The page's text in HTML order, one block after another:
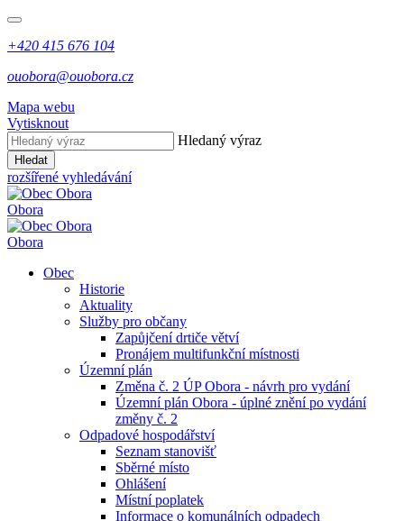
+420 415 676 104
ouobora@ouobora.cz
Mapa webu
Vytisknout
Hledaný výraz
Hledat
rozšířené vyhledávání
Obora
Obora
Obec
Historie
Aktuality
Služby pro občany
Zapůjčení drtiče větví
Pronájem multifunkční místnosti
Územní plán
Změna č. 2 ÚP Obora - návrh pro vydání
Územní plán Obora - úplné znění po vydání
změny č. 2
Odpadové hospodářství
Seznam stanovišť
Sběrné místo
Ohlášení
Místní poplatek
Informace o komunálních odpadech